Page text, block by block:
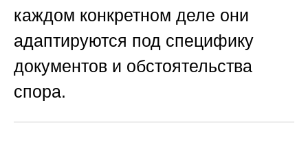
каждом конкретном деле они
адаптируются под специфику
документов и обстоятельства
спора.